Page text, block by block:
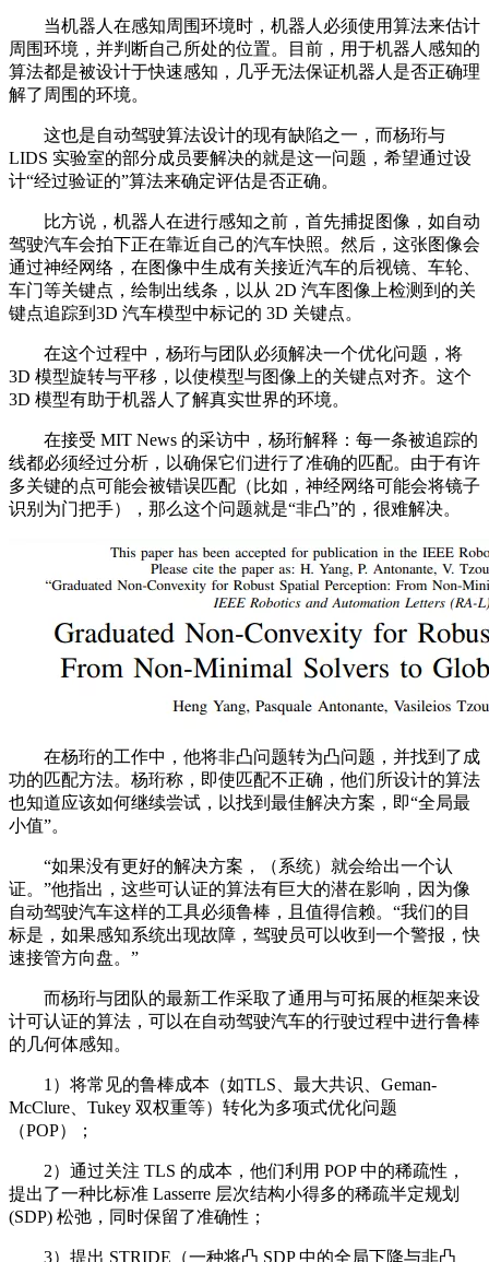
当机器人在感知周围环境时，机器人必须使用算法来估计
周围环境，并判断自己所处的位置。目前，用于机器人感知的
算法都是被设计于快速感知，几乎无法保证机器人是否正确理
解了周围的环境。
这也是自动驾驶算法设计的现有缺陷之一，而杨珩与
LIDS 实验室的部分成员要解决的就是这一问题，希望通过设
计“经过验证的”算法来确定评估是否正确。
比方说，机器人在进行感知之前，首先捕捉图像，如自动
驾驶汽车会拍下正在靠近自己的汽车快照。然后，这张图像会
通过神经网络，在图像中生成有关接近汽车的后视镜、车轮、
车门等关键点，绘制出线条，以从 2D 汽车图像上检测到的关
键点追踪到3D 汽车模型中标记的 3D 关键点。
在这个过程中，杨珩与团队必须解决一个优化问题，将
3D 模型旋转与平移，以使模型与图像上的关键点对齐。这个
3D 模型有助于机器人了解真实世界的环境。
在接受 MIT News 的采访中，杨珩解释：每一条被追踪的
线都必须经过分析，以确保它们进行了准确的匹配。由于有许
多关键的点可能会被错误匹配（比如，神经网络可能会将镜子
识别为门把手），那么这个问题就是“非凸”的，很难解决。
在杨珩的工作中，他将非凸问题转为凸问题，并找到了成
功的匹配方法。杨珩称，即使匹配不正确，他们所设计的算法
也知道应该如何继续尝试，以找到最佳解决方案，即“全局最
小值”。
“如果没有更好的解决方案，（系统）就会给出一个认
证。”他指出，这些可认证的算法有巨大的潜在影响，因为像
自动驾驶汽车这样的工具必须鲁棒，且值得信赖。“我们的目
标是，如果感知系统出现故障，驾驶员可以收到一个警报，快
速接管方向盘。”
而杨珩与团队的最新工作采取了通用与可拓展的框架来设
计可认证的算法，可以在自动驾驶汽车的行驶过程中进行鲁棒
的几何体感知。
1）将常见的鲁棒成本（如TLS、最大共识、Geman-
McClure、Tukey 双权重等）转化为多项式优化问题
（POP）；
2）通过关注 TLS 的成本，他们利用 POP 中的稀疏性，
提出了一种比标准 Lasserre 层次结构小得多的稀疏半定规划
(SDP) 松弛，同时保留了准确性；
3）提出 STRIDE（一种将凸 SDP 中的全局下降与非凸